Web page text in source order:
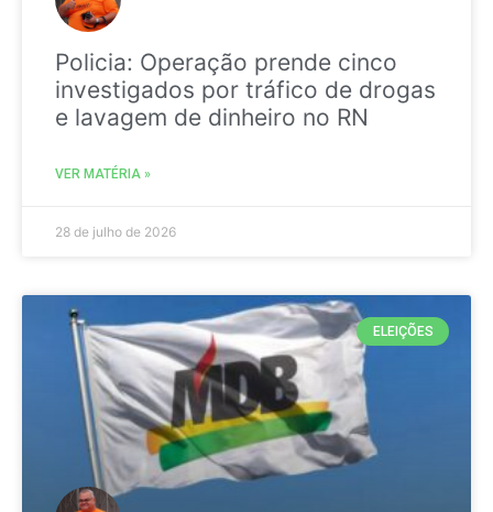
Policia: Operação prende cinco
investigados por tráfico de drogas
e lavagem de dinheiro no RN
VER MATÉRIA »
28 de julho de 2026
ELEIÇÕES